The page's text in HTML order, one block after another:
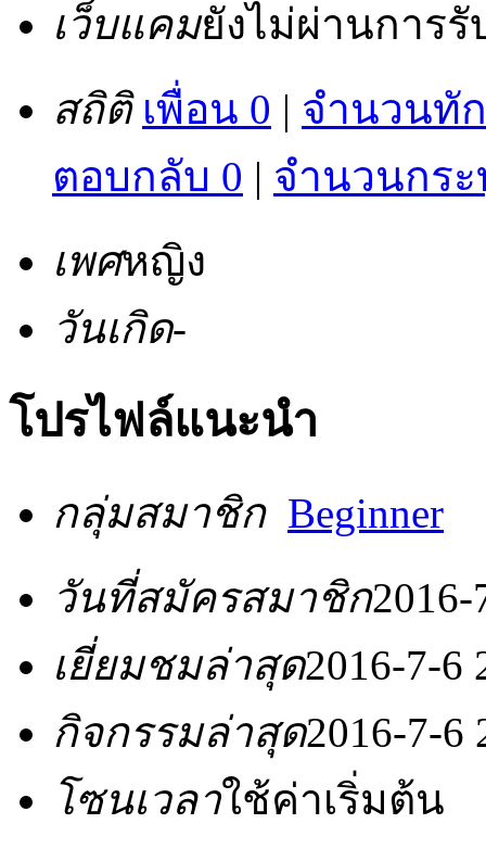
เว็บแคมยังไม่ผ่านการรั
สถิติ เพื่อน 0 | จำนวนทั
ตอบกลับ 0 | จำนวนกระ
เพศหญิง
วันเกิด-
โปรไฟล์แนะนำ
กลุ่มสมาชิก Beginner
วันที่สมัครสมาชิก2016-
เยี่ยมชมล่าสุด2016-7-6
กิจกรรมล่าสุด2016-7-6
โซนเวลาใช้ค่าเริ่มต้น